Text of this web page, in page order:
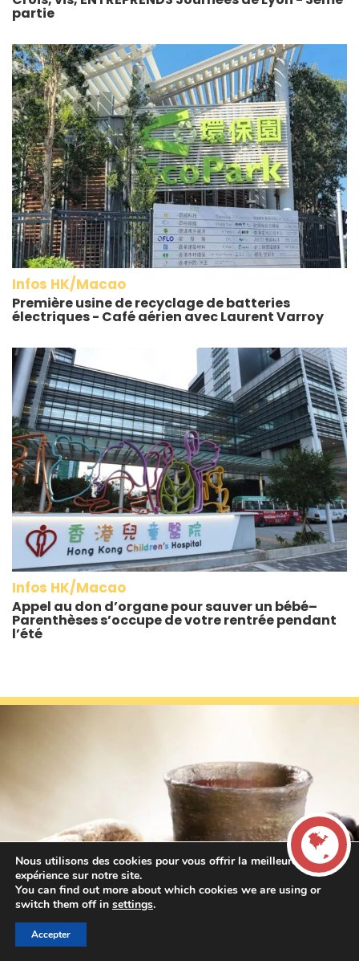
partie
Infos HK/Macao
Première usine de recyclage de batteries
électriques - Café aérien avec Laurent Varroy
Infos HK/Macao
Appel au don d’organe pour sauver un bébé–
Parenthèses s’occupe de votre rentrée pendant
l’été
LIVE
Nous utilisons des cookies pour vous offrir la meilleure
expérience sur notre site.
You can find out more about which cookies we are using or
switch them off in settings.
Accepter